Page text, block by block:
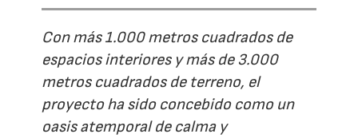
Con más 1.000 metros cuadrados de
espacios interiores y más de 3.000
metros cuadrados de terreno, el
proyecto ha sido concebido como un
oasis atemporal de calma y